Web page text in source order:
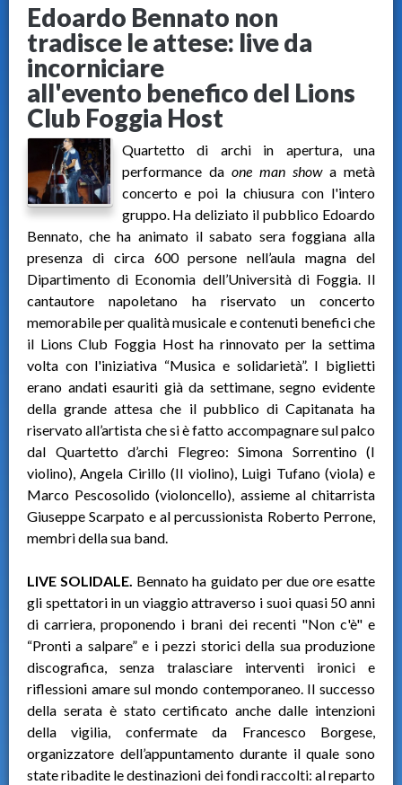
Edoardo Bennato non
tradisce le attese: live da
incorniciare
all'evento benefico del Lions
Club Foggia Host
Quartetto di archi in apertura, una
performance daone man showa metà
concerto e poi la chiusura con l'intero
gruppo. Ha deliziato il pubblico Edoardo
Bennato, che ha animato il sabato sera foggiana alla
presenza di circa 600 persone nell’aula magna del
Dipartimento di Economia dell’Università di Foggia. Il
cantautore napoletano ha riservato un concerto
memorabile per qualità musicale e contenuti benefici che
il Lions Club Foggia Host ha rinnovato per la settima
volta con l'iniziativa “Musica e solidarietà”. I biglietti
erano andati esauriti già da settimane, segno evidente
della grande attesa che il pubblico di Capitanata ha
riservato all’artista che si è fatto accompagnare sul palco
dal Quartetto d’archi Flegreo: Simona Sorrentino (I
violino), Angela Cirillo (II violino), Luigi Tufano (viola) e
Marco Pescosolido (violoncello), assieme al chitarrista
Giuseppe Scarpato e al percussionista Roberto Perrone,
membri della sua band.
LIVE SOLIDALE. Bennato ha guidato per due ore esatte
gli spettatori in un viaggio attraverso i suoi quasi 50 anni
di carriera, proponendo i brani dei recenti "Non c'è" e
“Pronti a salpare” e i pezzi storici della sua produzione
discografica, senza tralasciare interventi ironici e
riflessioni amare sul mondo contemporaneo. Il successo
della serata è stato certificato anche dalle intenzioni
della vigilia, confermate da Francesco Borgese,
organizzatore dell’appuntamento durante il quale sono
state ribadite le destinazioni dei fondi raccolti: al reparto